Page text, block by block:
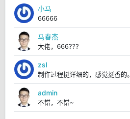
小马
66666
马春杰
大佬，666???
zsl
制作过程挺详细的，感觉挺香的。
admin
不错，不错~